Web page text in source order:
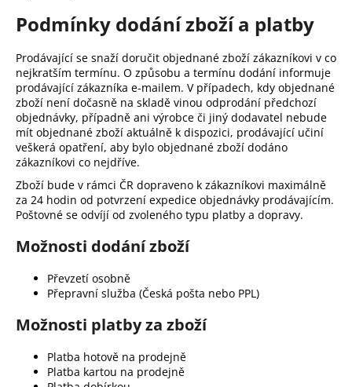
Podmínky dodání zboží a platby
Prodávající se snaží doručit objednané zboží zákazníkovi v co
nejkratším termínu. O způsobu a termínu dodání informuje
prodávající zákazníka e-mailem. V případech, kdy objednané
zboží není dočasně na skladě vinou odprodání předchozí
objednávky, případně ani výrobce či jiný dodavatel nebude
mít objednané zboží aktuálně k dispozici, prodávající učiní
veškerá opatření, aby bylo objednané zboží dodáno
zákazníkovi co nejdříve.
Zboží bude v rámci ČR dopraveno k zákazníkovi maximálně
za 24 hodin od potvrzení expedice objednávky prodávajícím.
Poštovné se odvíjí od zvoleného typu platby a dopravy.
Možnosti dodání zboží
Převzetí osobně
Přepravní služba (Česká pošta nebo PPL)
Možnosti platby za zboží
Platba hotově na prodejně
Platba kartou na prodejně